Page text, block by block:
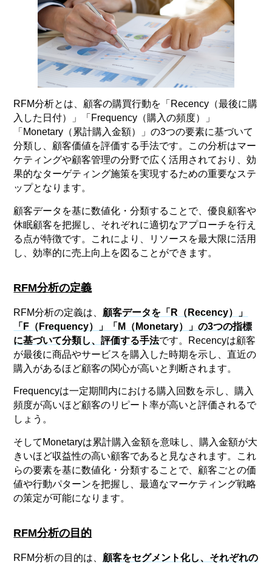
RFM分析とは、顧客の購買行動を「Recency（最後に購
入した日付）」「Frequency（購入の頻度）」
「Monetary（累計購入金額）」の3つの要素に基づいて
分類し、顧客価値を評価する手法です。この分析はマー
ケティングや顧客管理の分野で広く活用されており、効
果的なターゲティング施策を実現するための重要なステ
ップとなります。
顧客データを基に数値化・分類することで、優良顧客や
休眠顧客を把握し、それぞれに適切なアプローチを行え
る点が特徴です。これにより、リソースを最大限に活用
し、効率的に売上向上を図ることができます。
RFM分析の定義
RFM分析の定義は、 顧客データを「R（Recency）」
「F（Frequency）」「M（Monetary）」の3つの指標
に基づいて分類し、評価する手法です。Recencyは顧客
が最後に商品やサービスを購入した時期を示し、直近の
購入があるほど顧客の関心が高いと判断されます。
Frequencyは一定期間内における購入回数を示し、購入
頻度が高いほど顧客のリピート率が高いと評価されるで
しょう。
そしてMonetaryは累計購入金額を意味し、購入金額が大
きいほど収益性の高い顧客であると見なされます。これ
らの要素を基に数値化・分類することで、顧客ごとの価
値や行動パターンを把握し、最適なマーケティング戦略
の策定が可能になります。
RFM分析の目的
RFM分析の目的は、 顧客をセグメント化し、それぞれの